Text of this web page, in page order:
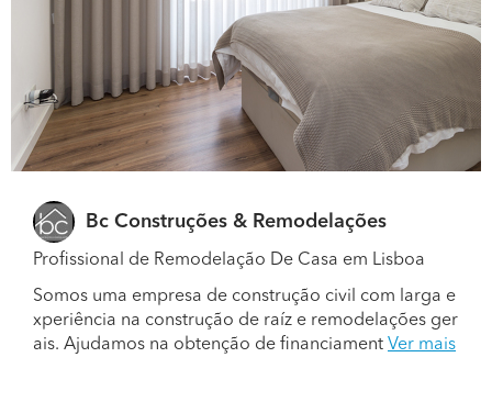
Bc Construções & Remodelações
Profissional de Remodelação De Casa em Lisboa
Somos uma empresa de construção civil com larga e
xperiência na construção de raíz e remodelações ger
ais. Ajudamos na obtenção de financiament Ver mais